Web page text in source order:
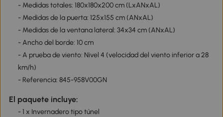
- Medidas totales: 180x180x200 cm (LxANxAL)
- Medidas de la puerta: 125x155 cm (ANxAL)
- Medidas de la ventana lateral: 34x34 cm (ANxAL)
- Ancho del borde: 10 cm
- A prueba de viento: Nivel 4 (velocidad del viento inferior a 28
km/h)
- Referencia: 845-958V00GN
El paquete incluye:
- 1 x Invernadero tipo túnel